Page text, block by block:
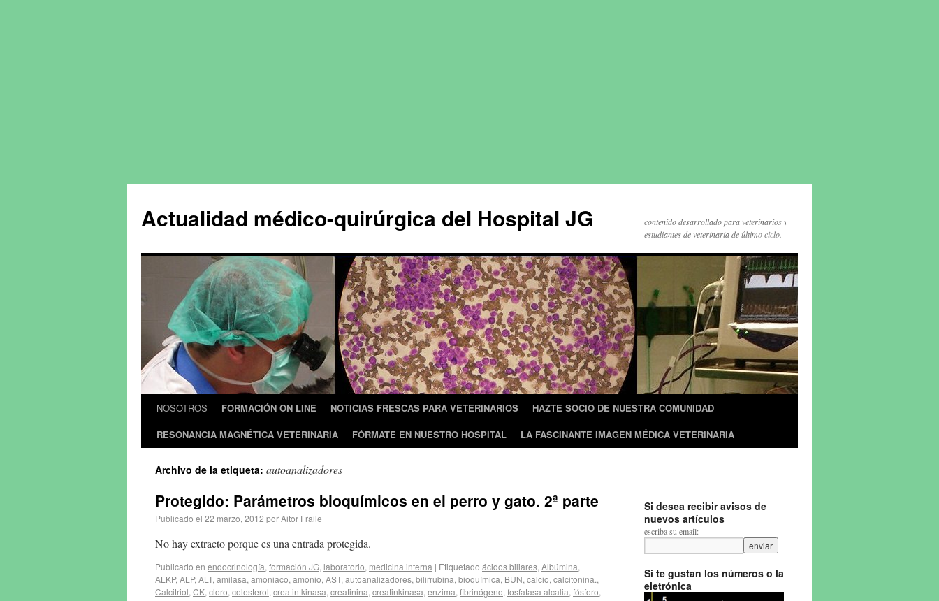
Actualidad médico-quirúrgica del Hospital JG
contenido desarrollado para veterinarios y
estudiantes de veterinaria de último ciclo.
NOSOTROS FORMACIÓN ON LINE NOTICIAS FRESCAS PARA VETERINARIOS
HAZTE SOCIO DE NUESTRA COMUNIDAD
RESONANCIA MAGNÉTICA VETERINARIA
FÓRMATE EN NUESTRO HOSPITAL LA FASCINANTE IMAGEN MÉDICA VETERINARIA
Archivo de la etiqueta: autoanalizadores
Protegido: Parámetros bioquímicos en el perro y gato. 2ª parte
Publicado el 22 marzo, 2012 porAitor Fraile
No hay extracto porque es una entrada protegida.
Publicado en endocrinología, formación JG, laboratorio, medicina interna | Etiquetado ácidos biliares, Albúmina,
ALKP, ALP, ALT, amilasa, amoniaco, amonio, AST, autoanalizadores, bilirrubina, bioquímica, BUN, calcio, calcitonina.,
Calcitriol, CK, cloro, colesterol, creatin kinasa, creatinina, creatinkinasa, enzima, fibrinógeno, fosfatasa alcalia, fósforo,
Si desea recibir avisos de
nuevos artículos
escriba su email:
Si te gustan los números o la
eletrónica